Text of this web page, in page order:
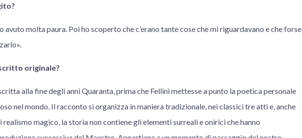
avuto molta paura. Poi ho scoperto che c’erano tante cose che mi riguardavano e che forse
originale?
alla fine degli anni Quaranta, prima che Fellini mettesse a punto la poetica personale
nel mondo. Il racconto si organizza in maniera tradizionale, nei classici tre atti e, anche
realismo magico, la storia non contiene gli elementi surreali e onirici che hanno